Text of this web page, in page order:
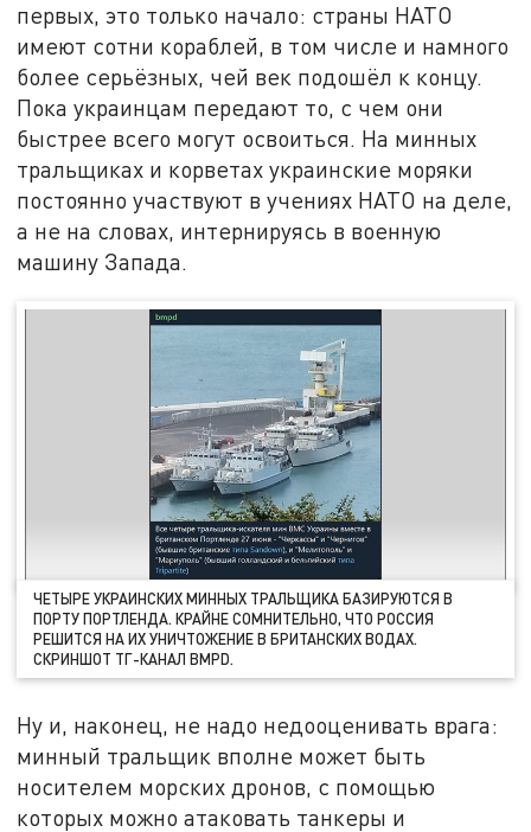
первых, это только начало: страны НАТО
имеют сотни кораблей, в том числе и намного
более серьёзных, чей век подошёл к концу.
Пока украинцам передают то, с чем они
быстрее всего могут освоиться. На минных
тральщиках и корветах украинские моряки
постоянно участвуют в учениях НАТО на деле,
а не на словах, интернируясь в военную
машину Запада.
ЧЕТЫРЕ УКРАИНСКИХ МИННЫХ ТРАЛЬЩИКА БАЗИРУЮТСЯ В
ПОРТУ ПОРТЛЕНДА. КРАЙНЕ СОМНИТЕЛЬНО, ЧТО РОССИЯ
РЕШИТСЯ НА ИХ УНИЧТОЖЕНИЕ В БРИТАНСКИХ ВОДАХ.
СКРИНШОТ ТГ-КАНАЛ BMPD.
Ну и, наконец, не надо недооценивать врага:
минный тральщик вполне может быть
носителем морских дронов, с помощью
которых можно атаковать танкеры и